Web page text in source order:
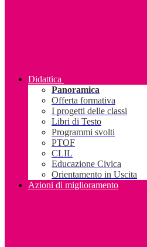
Didattica
Panoramica
Offerta formativa
I progetti delle classi
Libri di Testo
Programmi svolti
PTOF
CLIL
Educazione Civica
Orientamento in Uscita
Azioni di miglioramento